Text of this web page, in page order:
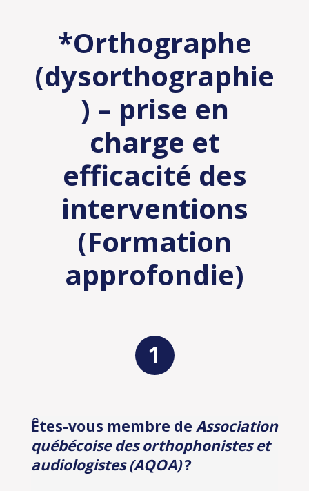
*Orthographe
(dysorthographie
) – prise en
charge et
efficacité des
interventions
(Formation
approfondie)
Identification
Êtes-vous membre de Association
québécoise des orthophonistes et
audiologistes (AQOA)?